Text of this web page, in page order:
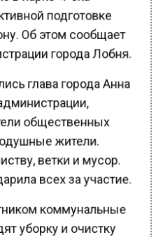
подготовке
Об этом сообщает
города Лобня.
глава города Анна
общественных
жители.
ветки и мусор.
всех за участие.
коммунальные
уборку и очистку